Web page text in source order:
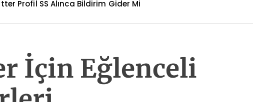
Profil SS Alınca Bildirim Gider Mi
İçin Eğlenceli